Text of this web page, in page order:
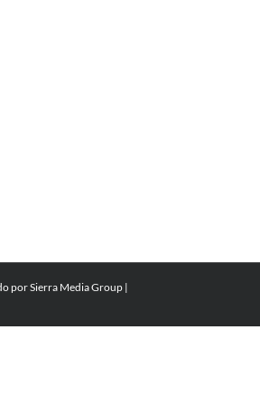
porSierra Media Group |